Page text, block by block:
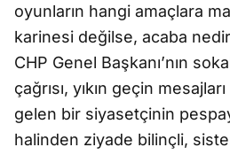
oyunların hangi amaçlara
karinesi değilse, acaba
CHP Genel Başkanı’nın
çağrısı, yıkın geçin
gelen bir siyasetçinin
halinden ziyade bilinçli,